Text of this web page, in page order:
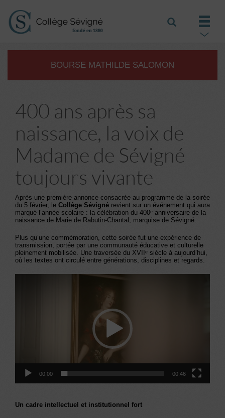
BOURSE MATHILDE SALOMON
400 ans après sa
naissance, la voix de
Madame de Sévigné
toujours vivante
Après une première annonce consacrée au programme de la soirée
du 5 février, le Collège Sévigné revient sur un événement qui aura
marqué l’année scolaire : la célébration du 400ᵉ anniversaire de la
naissance de Marie de Rabutin-Chantal, marquise de Sévigné.
Plus qu’une commémoration, cette soirée fut une expérience de
transmission, portée par une communauté éducative et culturelle
pleinement mobilisée. Une traversée du XVIIᵉ siècle à aujourd’hui,
où les textes ont circulé entre générations, disciplines et regards.
00:00 00:46
Un cadre intellectuel et institutionnel fort